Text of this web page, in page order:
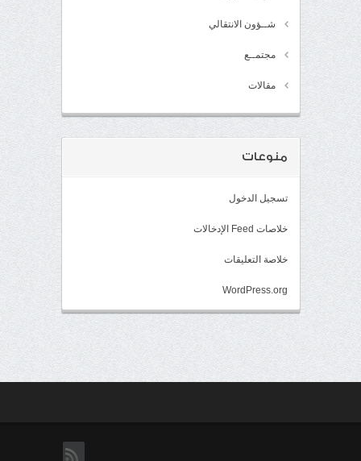
شــؤون الانتقالي
مجتمــع
مقالات
منوعات
تسجيل الدخول
خلاصات Feed الإدخالات
خلاصة التعليقات
WordPress.org